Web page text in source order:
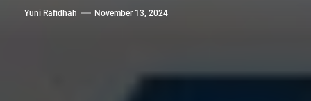
Yuni Rafidhah November 13, 2024